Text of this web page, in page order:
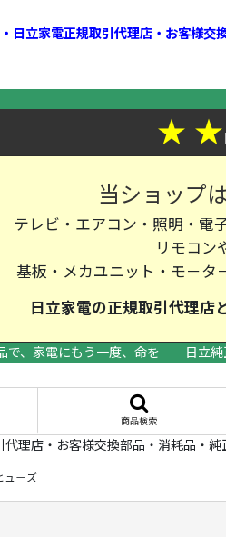
日立家電正規取引代理店・お客様交
★ ★
当ショップ
テレビ・エアコン・照明・電
リモコン
基板・メカユニット・モ－タ
日立家電の正規取引代理店
で、家電にもう一度、命を
日立
商品検索
理店・お客様交換部品・消耗品・純
ュ－ズ